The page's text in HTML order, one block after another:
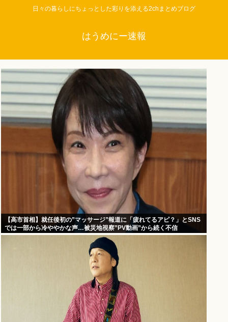
日々の暮らしにちょっとした彩りを添える2chまとめブログ
はうめにー速報
【高市首相】就任後初の”マッサージ”報道に「疲れてるアピ？」とSNS
では一部から冷ややかな声…被災地視察”PV動画”から続く不信